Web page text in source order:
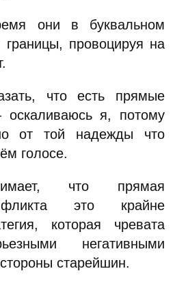
они в буквальном
провоцируя на
что есть прямые
оскаливаюсь я, потому
от той надежды что
голосе.
что прямая
это крайне
которая чревата
негативными
старейшин.